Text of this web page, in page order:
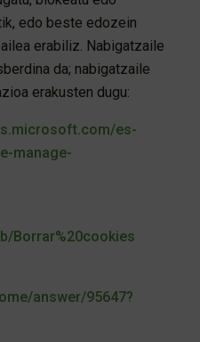
edo beste edozein
erabiliz. Nabigatzaile
da; nabigatzaile
erakusten dugu:
es-
manage-
Borrar%20cookies
answer/95647?